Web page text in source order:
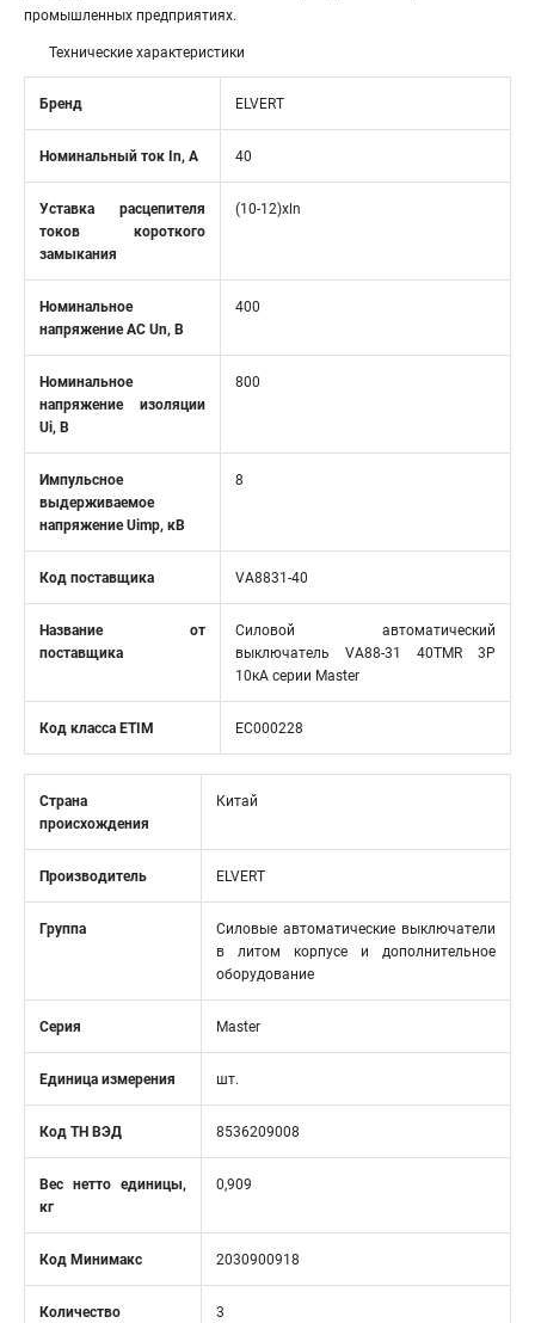
промышленных предприятиях.
Технические характеристики
Бренд ELVERT
Номинальный ток In, А 40
Уставка расцепителя
токов короткого
замыкания
(10-12)xln
Номинальное
напряжение АС Un, В
400
Номинальное
напряжение изоляции
Ui, В
800
Импульсное
выдерживаемое
напряжение Uimp, кВ
8
Код поставщика VA8831-40
Название от
поставщика
Силовой автоматический
выключатель VA88-31 40TMR 3P
10кА серии Master
Код класса ETIM EC000228
Страна
происхождения
Китай
Производитель ELVERT
Группа
Силовые автоматические выключатели
в литом корпусе и дополнительное
оборудование
Серия Master
Единица измерения шт.
Код ТН ВЭД 8536209008
Вес нетто единицы,
кг
0,909
Код Минимакс 2030900918
Количество 3